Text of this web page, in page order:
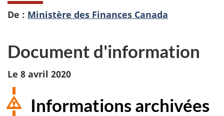
De : Ministère des Finances Canada
Document d'information
Le 8 avril 2020
Informations archivées